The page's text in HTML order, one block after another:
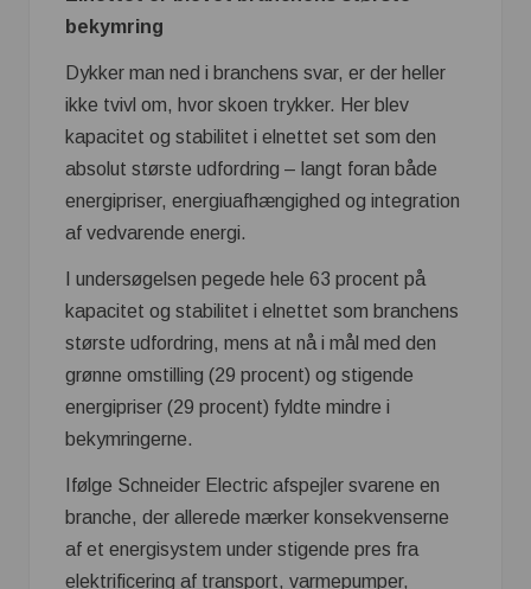
bekymring
Dykker man ned i branchens svar, er der heller
ikke tvivl om, hvor skoen trykker. Her blev
kapacitet og stabilitet i elnettet set som den
absolut største udfordring – langt foran både
energipriser, energiuafhængighed og integration
af vedvarende energi.
I undersøgelsen pegede hele 63 procent på
kapacitet og stabilitet i elnettet som branchens
største udfordring, mens at nå i mål med den
grønne omstilling (29 procent) og stigende
energipriser (29 procent) fyldte mindre i
bekymringerne.
Ifølge Schneider Electric afspejler svarene en
branche, der allerede mærker konsekvenserne
af et energisystem under stigende pres fra
elektrificering af transport, varmepumper,